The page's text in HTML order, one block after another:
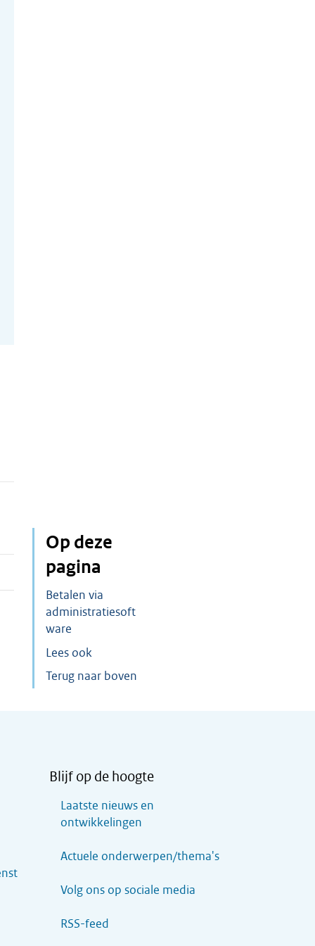
Op deze
pagina
Betalen via
administratiesoft
ware
Lees ook
Terug naar boven
Blijf op de hoogte
Laatste nieuws en
ontwikkelingen
Actuele onderwerpen/thema's
Volg ons op sociale media
RSS-feed